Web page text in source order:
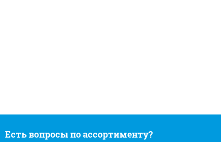
Есть вопросы по ассортименту?